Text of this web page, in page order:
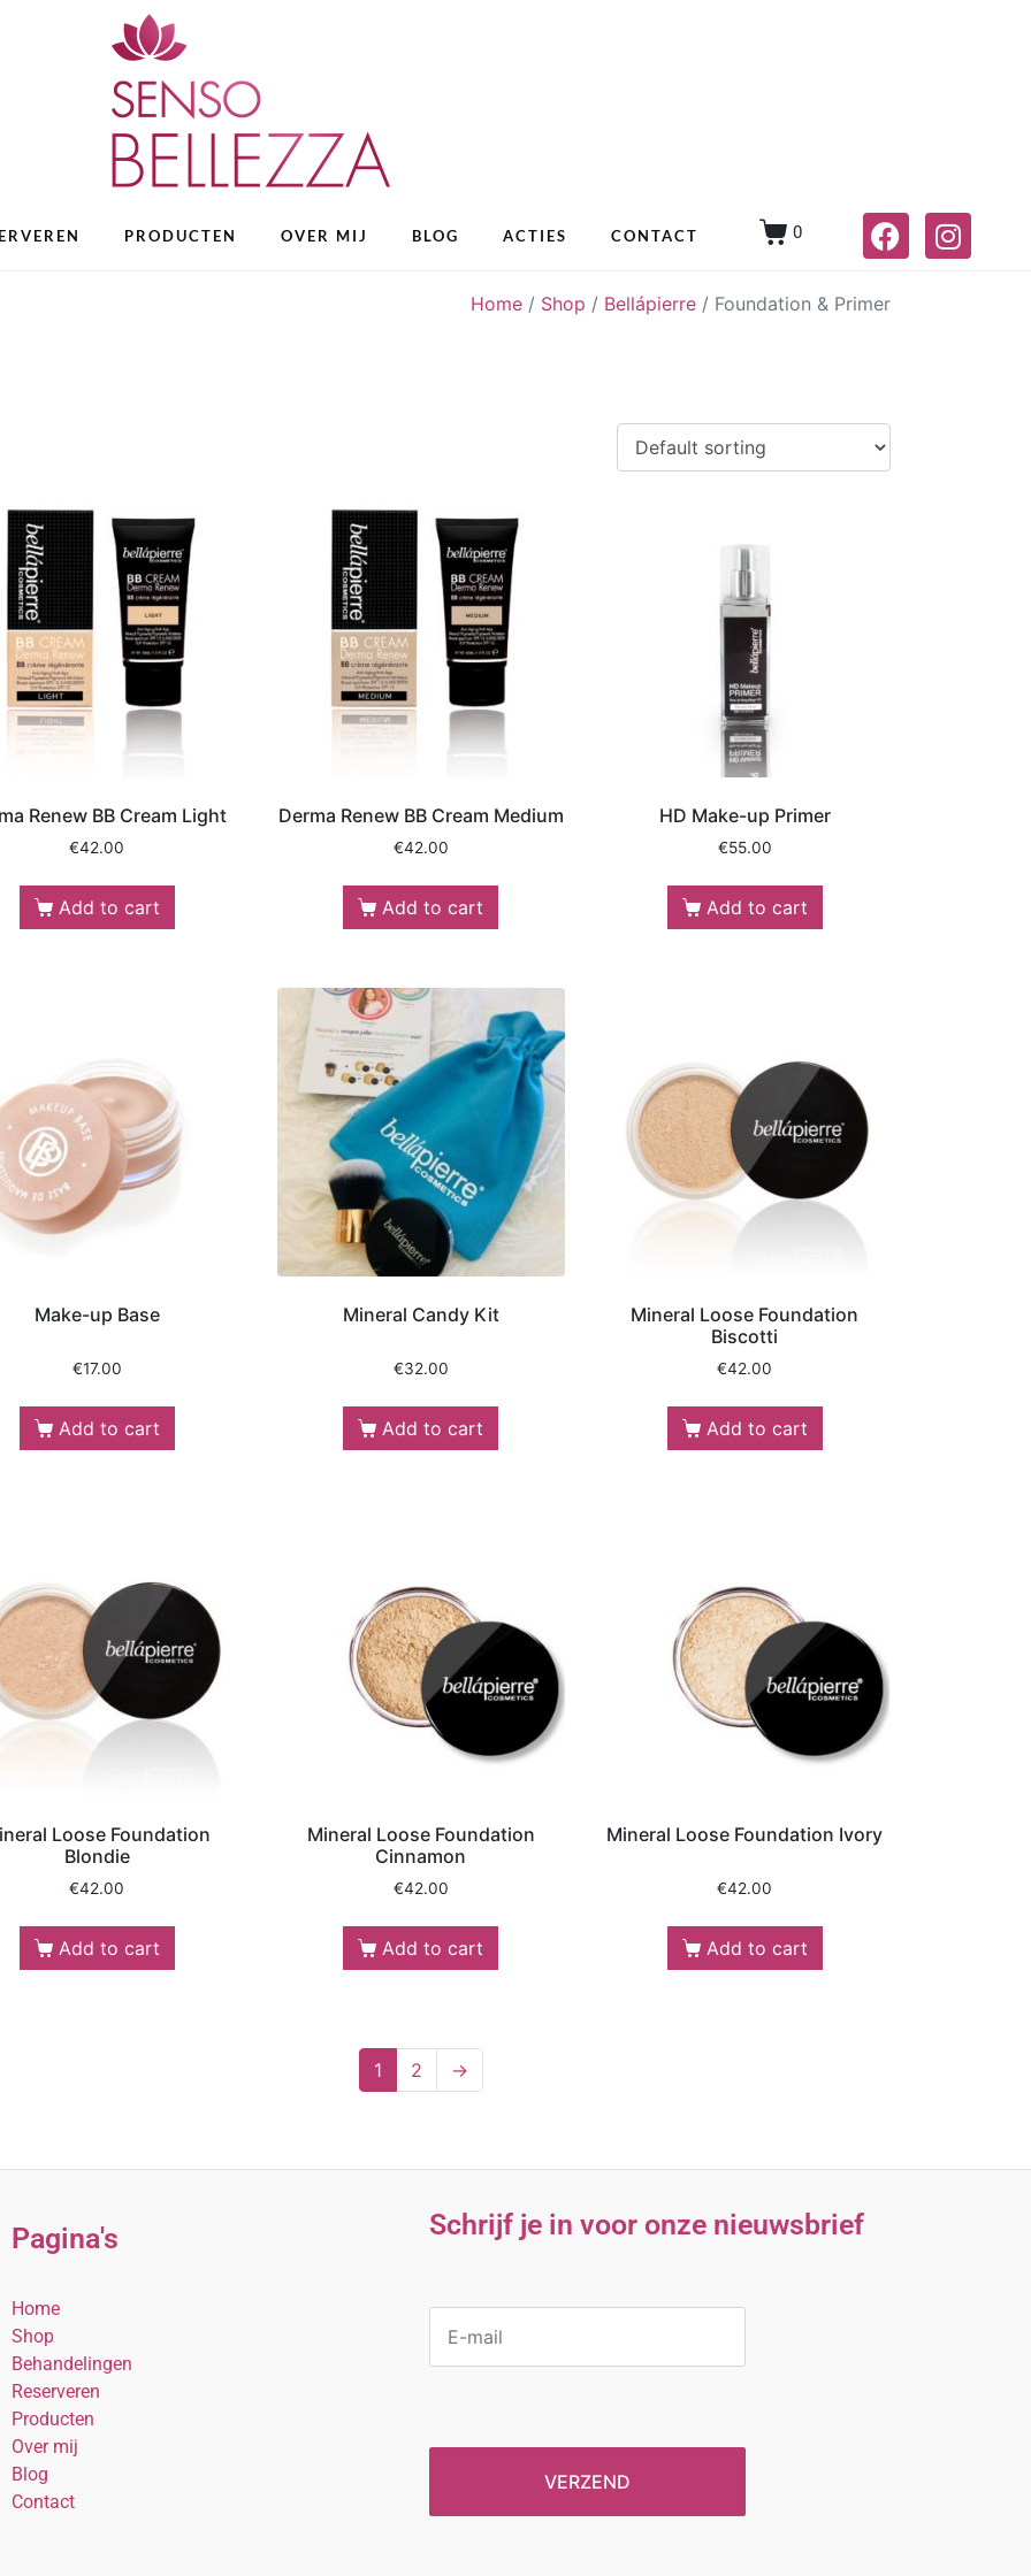
PRODUCTEN OVER MIJ BLOG ACTIES CONTACT 0
Home / Shop / Bellápierre / Foundation & Primer
Renew BB Cream Light
€42.00
Add to cart
Derma Renew BB Cream Medium
€42.00
Add to cart
HD Make-up Primer
€55.00
Add to cart
Make-up Base
€17.00
Add to cart
Mineral Candy Kit
€32.00
Add to cart
Mineral Loose Foundation
Biscotti
€42.00
Add to cart
Loose Foundation
Blondie
€42.00
Add to cart
Mineral Loose Foundation
Cinnamon
€42.00
Add to cart
Mineral Loose Foundation Ivory
€42.00
Add to cart
1 2 →
Pagina's
Home
Shop
Behandelingen
Reserveren
Producten
Over mij
Blog
Contact
Schrijf je in voor onze nieuwsbrief
A
VERZEND